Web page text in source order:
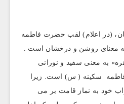
(در اعلام) لقب حضرت فاطمه
معنای روشن و درخشان است .
به معنی سفید و نورانی
سکینه ( س) است. زیرا
خود به نماز قامت بر می